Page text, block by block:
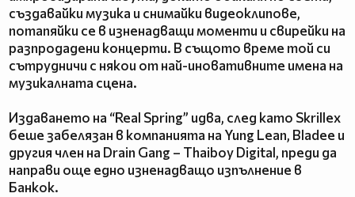
създавайки музика и снимайки видеоклипове,
потапяйки се в изненадващи моменти и свирейки на
разпродадени концерти. В същото време той си
сътрудничи с някои от най-иновативните имена на
музикалната сцена.
Издаването на “Real Spring” идва, след като Skrillex
беше забелязан в компанията на Yung Lean, Bladee и
другия член на Drain Gang – Thaiboy Digital, преди да
направи още едно изненадващо изпълнение в
Банкок.